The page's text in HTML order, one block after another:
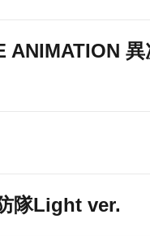
ANIMATION
隊Light ver.